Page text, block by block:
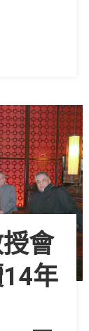
會
年